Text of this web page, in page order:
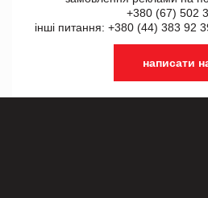
+380 (67) 502
інші питання: +380 (44) 383 92
написати